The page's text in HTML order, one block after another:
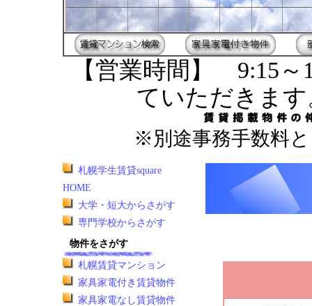
【営業時間】 9:15
ていただきます
※別途事務手数料
札幌学生賃貸square
HOME
大学・短大からさがす
専門学校からさがす
物件をさがす
札幌賃貸マンション
家具家電付き賃貸物件
家具家電なし賃貸物件